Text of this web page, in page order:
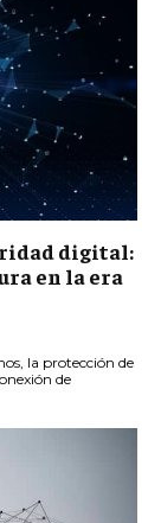
digital:
en la era
la protección de
de